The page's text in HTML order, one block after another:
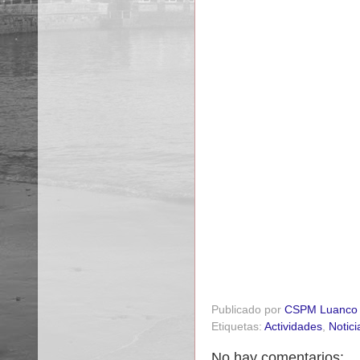
Publicado por CSPM Luanco
Etiquetas: Actividades